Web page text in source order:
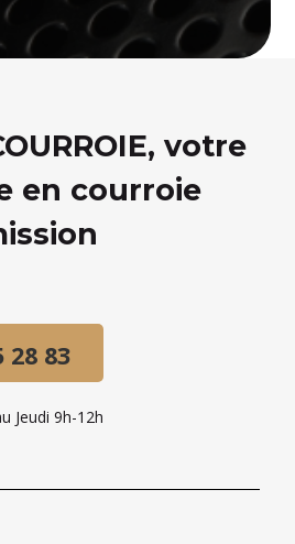
votre
en courroie
28 83
Jeudi 9h-12h